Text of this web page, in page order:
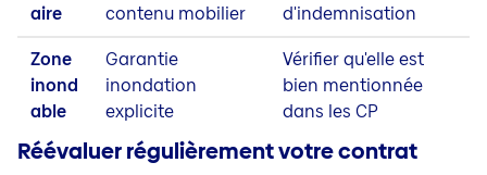
aire
contenu mobilier
d'indemnisation
Zone
inond
able
Garantie
inondation
explicite
Vérifier qu'elle est
bien mentionnée
dans les CP
Réévaluer régulièrement votre contrat